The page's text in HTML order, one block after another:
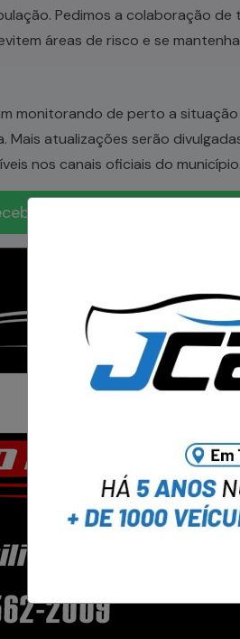
Pedimos a colaboração de
áreas de risco e se
monitorando de perto a
Mais atualizações serão
nos canais oficiais do município.
no WhatsApp notícias do